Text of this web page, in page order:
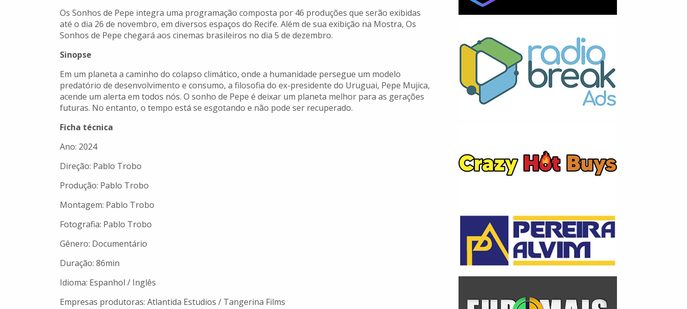
Os Sonhos de Pepe integra uma programação composta por 46 produções que serão exibidas
até o dia 26 de novembro, em diversos espaços do Recife. Além de sua exibição na Mostra, Os
Sonhos de Pepe chegará aos cinemas brasileiros no dia 5 de dezembro.
Sinopse
Em um planeta a caminho do colapso climático, onde a humanidade persegue um modelo
predatório de desenvolvimento e consumo, a filosofia do ex-presidente do Uruguai, Pepe Mujica,
acende um alerta em todos nós. O sonho de Pepe é deixar um planeta melhor para as gerações
futuras. No entanto, o tempo está se esgotando e não pode ser recuperado.
Ficha técnica
Ano: 2024
Direção: Pablo Trobo
Produção: Pablo Trobo
Montagem: Pablo Trobo
Fotografia: Pablo Trobo
Gênero: Documentário
Duração: 86min
Idioma: Espanhol / Inglês
Empresas produtoras: Atlantida Estudios / Tangerina Films